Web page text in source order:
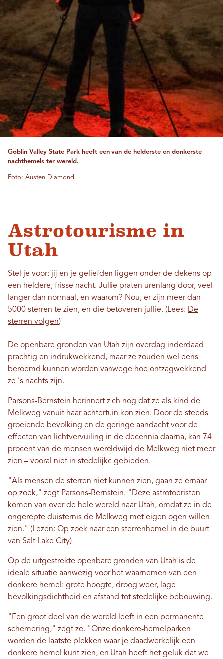
Goblin Valley State Park heeft een van de helderste en donkerste
nachthemels ter wereld.
Foto: Austen Diamond
Astrotourisme in
Utah
Stel je voor: jij en je geliefden liggen onder de dekens op
een heldere, frisse nacht. Jullie praten urenlang door, veel
langer dan normaal, en waarom? Nou, er zijn meer dan
5000 sterren te zien, en die betoveren jullie. (Lees: De
sterren volgen)
De openbare gronden van Utah zijn overdag inderdaad
prachtig en indrukwekkend, maar ze zouden wel eens
beroemd kunnen worden vanwege hoe ontzagwekkend
ze 's nachts zijn.
Parsons-Bernstein herinnert zich nog dat ze als kind de
Melkweg vanuit haar achtertuin kon zien. Door de steeds
groeiende bevolking en de geringe aandacht voor de
effecten van lichtvervuiling in de decennia daarna, kan 74
procent van de mensen wereldwijd de Melkweg niet meer
zien – vooral niet in stedelijke gebieden.
"Als mensen de sterren niet kunnen zien, gaan ze ernaar
op zoek," zegt Parsons-Bernstein. "Deze astrotoeristen
komen van over de hele wereld naar Utah, omdat ze in de
ongerepte duisternis de Melkweg met eigen ogen willen
zien." (Lezen: Op zoek naar een sterrenhemel in de buurt
van Salt Lake City)
Op de uitgestrekte openbare gronden van Utah is de
ideale situatie aanwezig voor het waarnemen van een
donkere hemel: grote hoogte, droog weer, lage
bevolkingsdichtheid en afstand tot stedelijke bebouwing.
"Een groot deel van de wereld leeft in een permanente
schemering," zegt ze. "Onze donkere-hemelparken
worden de laatste plekken waar je daadwerkelijk een
donkere hemel kunt zien, en Utah heeft het geluk dat we